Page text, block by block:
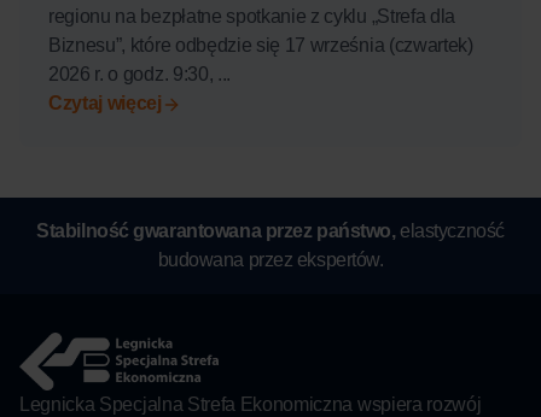
regionu na bezpłatne spotkanie z cyklu „Strefa dla
Biznesu”, które odbędzie się 17 września (czwartek)
2026 r. o godz. 9:30, ...
Czytaj więcej
Stabilność gwarantowana przez państwo, elastyczność
budowana przez ekspertów.
Legnicka Specjalna Strefa Ekonomiczna wspiera rozwój